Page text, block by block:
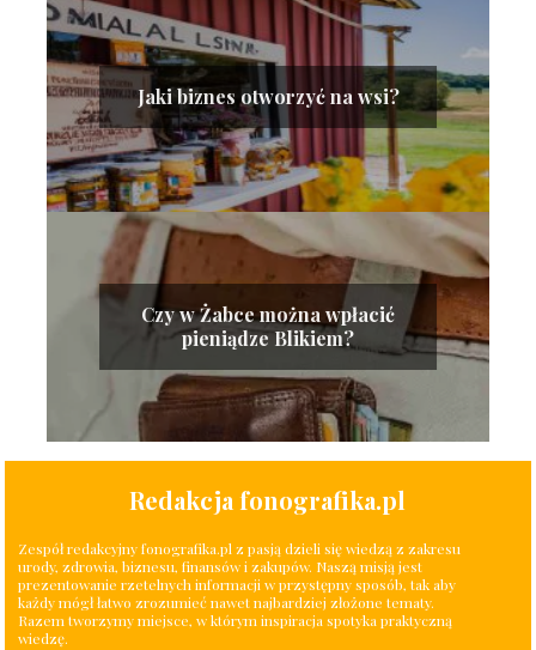
Jaki biznes otworzyć na wsi?
Czy w Żabce można wpłacić
pieniądze Blikiem?
Redakcja fonografika.pl
Zespół redakcyjny fonografika.pl z pasją dzieli się wiedzą z zakresu
urody, zdrowia, biznesu, finansów i zakupów. Naszą misją jest
prezentowanie rzetelnych informacji w przystępny sposób, tak aby
każdy mógł łatwo zrozumieć nawet najbardziej złożone tematy.
Razem tworzymy miejsce, w którym inspiracja spotyka praktyczną
wiedzę.